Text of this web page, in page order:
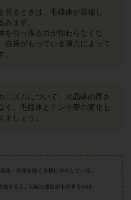
見るときは、毛様体が収縮し、
みます。
を引っ張る力が加わらなくな
自身がもっている弾力によって
。
ニズムについて、水晶体の厚さ
く、毛様体とチン小帯の変化も
ましょう。